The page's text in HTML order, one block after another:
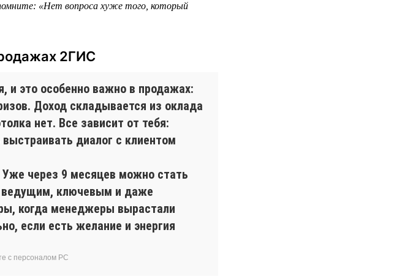
«Нет вопроса хуже того, который
2ГИС
и это особенно важно в продажах:
Доход складывается из оклада
нет. Все зависит от тебя:
диалог с клиентом
через 9 месяцев можно стать
ключевым и даже
когда менеджеры вырастали
если есть желание и энергия
с персоналом РС